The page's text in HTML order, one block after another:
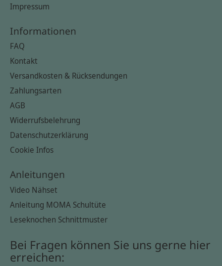
Impressum
Informationen
FAQ
Kontakt
Versandkosten & Rücksendungen
Zahlungsarten
AGB
Widerrufsbelehrung
Datenschutzerklärung
Cookie Infos
Anleitungen
Video Nähset
Anleitung MOMA Schultüte
Leseknochen Schnittmuster
Bei Fragen können Sie uns gerne hier
erreichen: